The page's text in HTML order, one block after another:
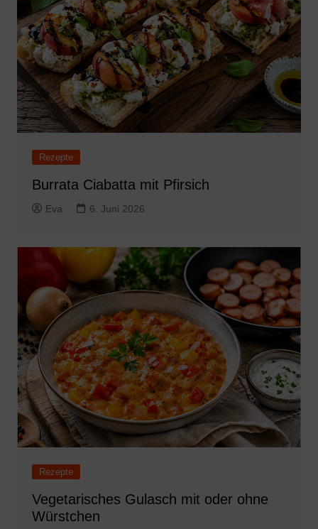
Rezepte
Burrata Ciabatta mit Pfirsich
Eva 6. Juni 2026
Rezepte
Vegetarisches Gulasch mit oder ohne
Würstchen